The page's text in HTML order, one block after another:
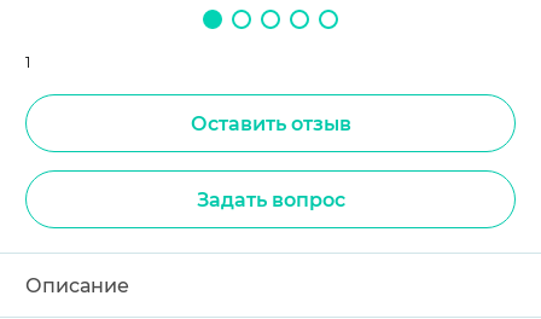
1
Оставить отзыв
Задать вопрос
Описание